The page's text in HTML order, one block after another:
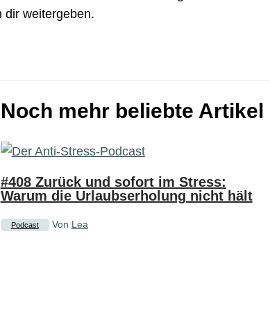
dir weitergeben.
Noch mehr beliebte Artikel
#408 Zurück und sofort im Stress:
Warum die Urlaubserholung nicht hält
Podcast Von Lea